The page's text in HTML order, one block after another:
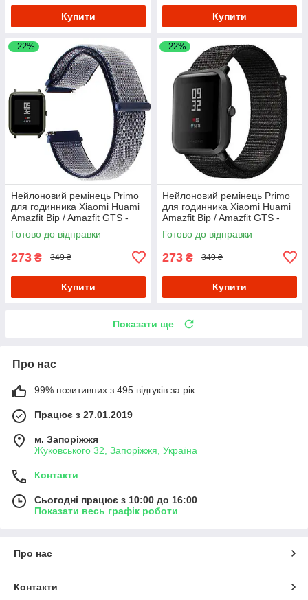
Купити Купити
–22%
Нейлоновий ремінець Primo
для годинника Xiaomi Huami
Amazfit Bip / Amazfit GTS -
Navi Blue
Готово до відправки
273 ₴ 349 ₴
Купити
–22%
Нейлоновий ремінець Primo
для годинника Xiaomi Huami
Amazfit Bip / Amazfit GTS -
Black
Готово до відправки
273 ₴ 349 ₴
Купити
Показати ще
Про нас
99% позитивних з 495 відгуків за рік
Працює з 27.01.2019
м. Запоріжжя
Жуковського 32, Запоріжжя, Україна
Контакти
Сьогодні працює з 10:00 до 16:00
Показати весь графік роботи
Про нас
Контакти